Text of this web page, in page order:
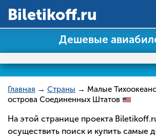
Вiletikoff.ru
Дешевые
Главная → Страны → Малые
острова Соединенных Штатов
На этой странице проекта
осуществить поиск и купить самые